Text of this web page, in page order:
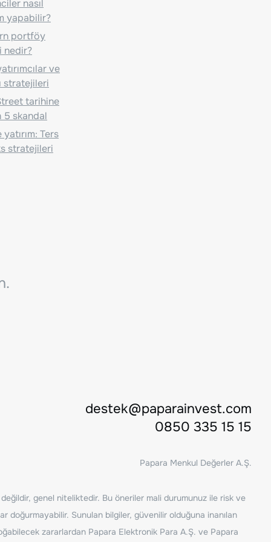
nasıl
yapabilir?
portföy
nedir?
ve
stratejileri
tarihine
5 skandal
Ters
stratejileri
destek@paparainvest.com
0850 335 15 15
Papara Menkul Değerler A.Ş.
değildir, genel niteliktedir. Bu öneriler mali durumunuz ile risk ve
doğurmayabilir. Sunulan bilgiler, güvenilir olduğuna inanılan
zararlardan Papara Elektronik Para A.Ş. ve Papara